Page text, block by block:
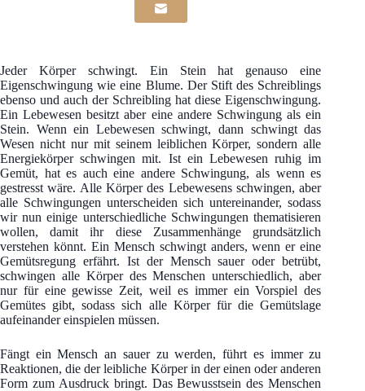
Jeder Körper schwingt. Ein Stein hat genauso eine
Eigenschwingung wie eine Blume. Der Stift des Schreiblings
ebenso und auch der Schreibling hat diese Eigenschwingung.
Ein Lebewesen besitzt aber eine andere Schwingung als ein
Stein. Wenn ein Lebewesen schwingt, dann schwingt das
Wesen nicht nur mit seinem leiblichen Körper, sondern alle
Energiekörper schwingen mit. Ist ein Lebewesen ruhig im
Gemüt, hat es auch eine andere Schwingung, als wenn es
gestresst wäre. Alle Körper des Lebewesens schwingen, aber
alle Schwingungen unterscheiden sich untereinander, sodass
wir nun einige unterschiedliche Schwingungen thematisieren
wollen, damit ihr diese Zusammenhänge grundsätzlich
verstehen könnt. Ein Mensch schwingt anders, wenn er eine
Gemütsregung erfährt. Ist der Mensch sauer oder betrübt,
schwingen alle Körper des Menschen unterschiedlich, aber
nur für eine gewisse Zeit, weil es immer ein Vorspiel des
Gemütes gibt, sodass sich alle Körper für die Gemütslage
aufeinander einspielen müssen.
Fängt ein Mensch an sauer zu werden, führt es immer zu
Reaktionen, die der leibliche Körper in der einen oder anderen
Form zum Ausdruck bringt. Das Bewusstsein des Menschen